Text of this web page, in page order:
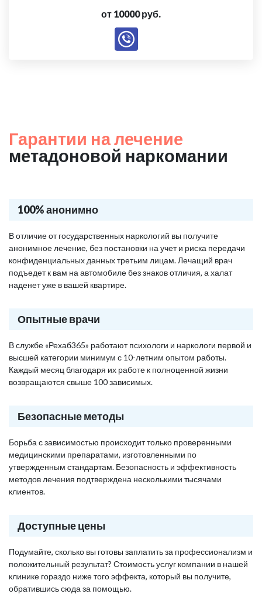
от 10000 руб.
Гарантии на лечение
метадоновой наркомании
100% анонимно
В отличие от государственных наркологий вы получите
анонимное лечение, без постановки на учет и риска передачи
конфиденциальных данных третьим лицам. Лечащий врач
подъедет к вам на автомобиле без знаков отличия, а халат
наденет уже в вашей квартире.
Опытные врачи
В службе «Рехаб365» работают психологи и наркологи первой и
высшей категории минимум с 10-летним опытом работы.
Каждый месяц благодаря их работе к полноценной жизни
возвращаются свыше 100 зависимых.
Безопасные методы
Борьба с зависимостью происходит только проверенными
медицинскими препаратами, изготовленными по
утвержденным стандартам. Безопасность и эффективность
методов лечения подтверждена несколькими тысячами
клиентов.
Доступные цены
Подумайте, сколько вы готовы заплатить за профессионализм и
положительный результат? Стоимость услуг компании в нашей
клинике гораздо ниже того эффекта, который вы получите,
обратившись сюда за помощью.